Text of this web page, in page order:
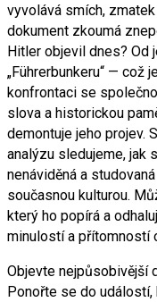
vyvolává smích,
dokument zkoumá
Hitler objevil dnes? Od
„Führerbunkeru“ — což
konfrontaci se
slova a historickou
demontuje jeho projev.
analýzu sledujeme, jak
nenáviděná a
současnou kulturou.
který ho popírá a
minulostí a přítomností
Objevte nejpůsobivější
Ponořte se do